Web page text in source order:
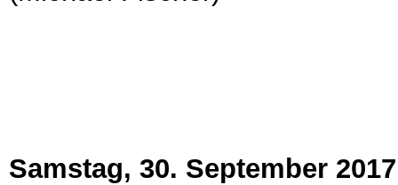
Samstag, 30. September